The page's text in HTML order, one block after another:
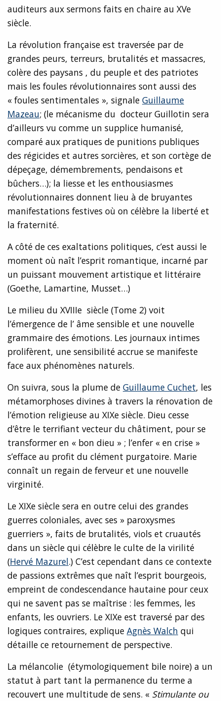
auditeurs aux sermons faits en chaire au XVe
siècle.
La révolution française est traversée par de
grandes peurs, terreurs, brutalités et massacres,
colère des paysans , du peuple et des patriotes
mais les foules révolutionnaires sont aussi des
« foules sentimentales », signale Guillaume
Mazeau; (le mécanisme du docteur Guillotin sera
d’ailleurs vu comme un supplice humanisé,
comparé aux pratiques de punitions publiques
des régicides et autres sorcières, et son cortège de
dépeçage, démembrements, pendaisons et
bûchers…); la liesse et les enthousiasmes
révolutionnaires donnent lieu à de bruyantes
manifestations festives où on célèbre la liberté et
la fraternité.
A côté de ces exaltations politiques, c’est aussi le
moment où naît l’esprit romantique, incarné par
un puissant mouvement artistique et littéraire
(Goethe, Lamartine, Musset…)
Le milieu du XVIIIe siècle (Tome 2) voit
l’émergence de l’ âme sensible et une nouvelle
grammaire des émotions. Les journaux intimes
prolifèrent, une sensibilité accrue se manifeste
face aux phénomènes naturels.
On suivra, sous la plume de Guillaume Cuchet, les
métamorphoses divines à travers la rénovation de
l’émotion religieuse au XIXe siècle. Dieu cesse
d’être le terrifiant vecteur du châtiment, pour se
transformer en « bon dieu » ; l’enfer « en crise »
s’efface au profit du clément purgatoire. Marie
connaît un regain de ferveur et une nouvelle
virginité.
Le XIXe siècle sera en outre celui des grandes
guerres coloniales, avec ses » paroxysmes
guerriers », faits de brutalités, viols et cruautés
dans un siècle qui célèbre le culte de la virilité
(Hervé Mazurel.) C’est cependant dans ce contexte
de passions extrêmes que naît l’esprit bourgeois,
empreint de condescendance hautaine pour ceux
qui ne savent pas se maîtrise : les femmes, les
enfants, les ouvriers. Le XIXe est traversé par des
logiques contraires, explique Agnès Walch qui
détaille ce retournement de perspective.
La mélancolie (étymologiquement bile noire) a un
statut à part tant la permanence du terme a
recouvert une multitude de sens. « Stimulante ou